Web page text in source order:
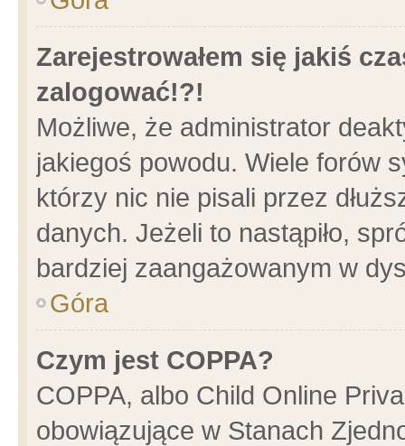
Zarejestrowałem się jakiś
zalogować!?!
Możliwe, że administrator
jakiegoś powodu. Wiele forów
którzy nic nie pisali przez
danych. Jeżeli to nastąpiło,
bardziej zaangażowanym w
Góra
Czym jest COPPA?
COPPA, albo Child Online
obowiązujące w Stanach